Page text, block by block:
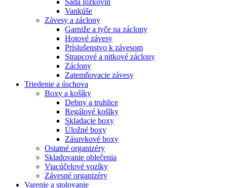
Vankúše
Závesy a záclony
Garniže a tyče na záclony
Hotové závesy
Príslušenstvo k závesom
Strapcové a nitkové záclony
Záclony
Zatemňovacie závesy
Triedenie a úschova
Boxy a košíky
Debny a truhlice
Regálové košíky
Skladacie boxy
Úložné boxy
Zásuvkové boxy
Ostatné organizéry
Skladovanie oblečenia
Viacúčelové vozíky
Závesné organizéry
Varenie a stolovanie